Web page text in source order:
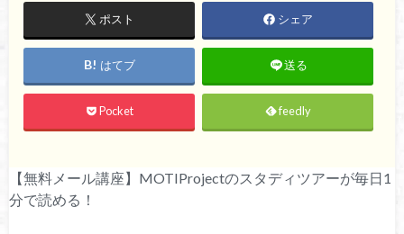
ポスト シェア
はてブ 送る
Pocket feedly
【無料メール講座】MOTIProjectのスタディツアーが毎日1
分で読める！